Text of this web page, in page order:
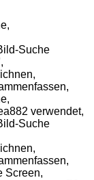
Suche
verwendet,
Suche
Screen,